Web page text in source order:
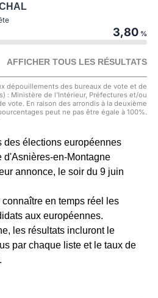
3,80 %
AFFICHER TOUS LES RÉSULTATS
dépouillements des bureaux de vote et de
: Ministère de l'Intérieur, Préfectures et/ou
vote. En raison des arrondis à la deuxième
peut ne pas être égale à 100%.
des élections européennes
d'Asnières-en-Montagne
annonce, le soir du 9 juin
en temps réel les
aux européennes.
les résultats incluront le
par chaque liste et le taux de